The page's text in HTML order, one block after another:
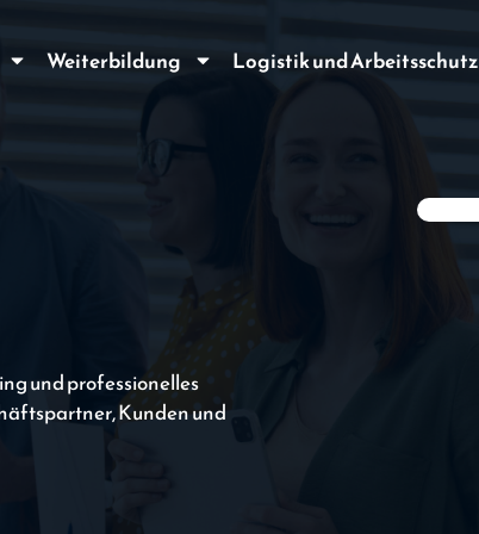
Weiterbildung Logistik und Arbeitsschutz
und professionelles
Kunden und